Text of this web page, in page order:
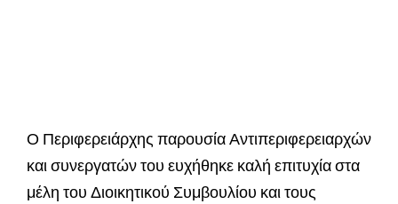
Ο Περιφερειάρχης παρουσία Αντιπεριφερειαρχών
και συνεργατών του ευχήθηκε καλή επιτυχία στα
μέλη του Διοικητικού Συμβουλίου και τους